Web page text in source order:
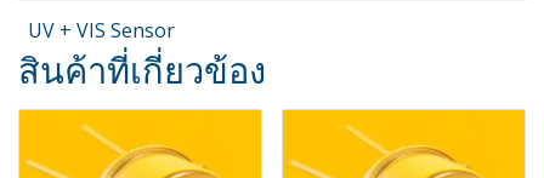
UV + VIS Sensor
สินค้าที่เกี่ยวข้อง